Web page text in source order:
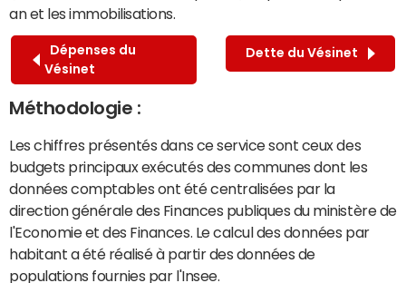
an et les immobilisations.
Dépenses du
Vésinet
Dette du Vésinet
Méthodologie :
Les chiffres présentés dans ce service sont ceux des
budgets principaux exécutés des communes dont les
données comptables ont été centralisées par la
direction générale des Finances publiques du ministère de
l'Economie et des Finances. Le calcul des données par
habitant a été réalisé à partir des données de
populations fournies par l'Insee.